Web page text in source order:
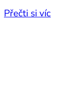
Přečti si víc